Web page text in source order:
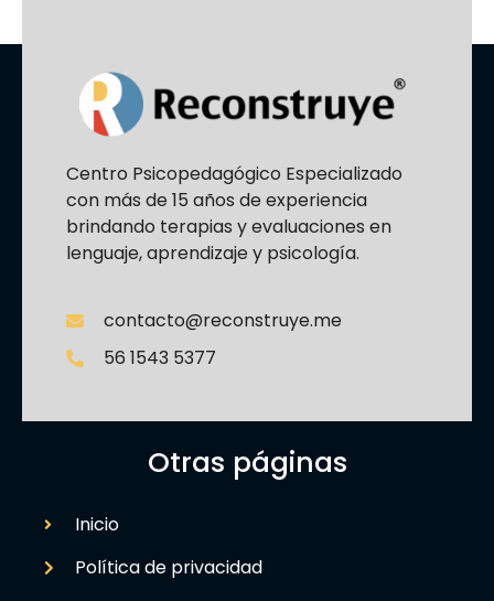
Centro Psicopedagógico Especializado
con más de 15 años de experiencia
brindando terapias y evaluaciones en
lenguaje, aprendizaje y psicología.
contacto@reconstruye.me
56 1543 5377
Otras páginas
Inicio
Política de privacidad